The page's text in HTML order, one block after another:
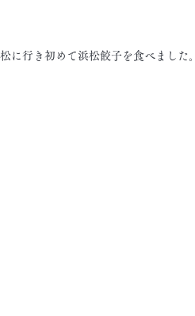
に行き初めて浜松餃子を食べました。